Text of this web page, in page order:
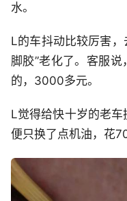
水。
L的车抖动比较厉害
脚胶”老化了。客服
的，3000多元。
L觉得给快十岁的老车
便只换了点机油，花